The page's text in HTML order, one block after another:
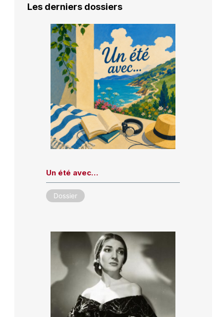
Les derniers dossiers
Un été avec…
Dossier